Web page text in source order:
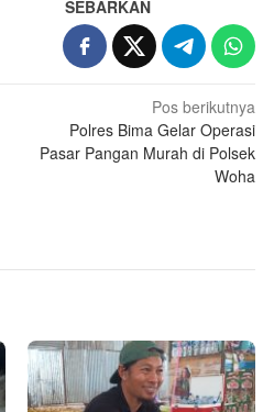
SEBARKAN
Pos berikutnya
Polres Bima Gelar Operasi
Pasar Pangan Murah di Polsek
Woha